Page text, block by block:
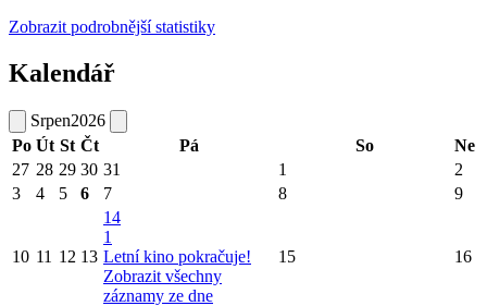
Zobrazit podrobnější statistiky
Kalendář
Srpen2026
Po Út St Čt Pá So
Ne
27 28 29 30 31 1
2
3
4 5 6 7 8 9
10 11 12 13
14
1
Letní kino pokračuje!
Zobrazit všechny
záznamy ze dne
15 16